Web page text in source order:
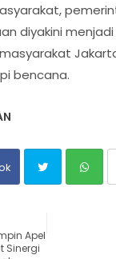
diyakini
bencana.
ter
Apel
Sinergi